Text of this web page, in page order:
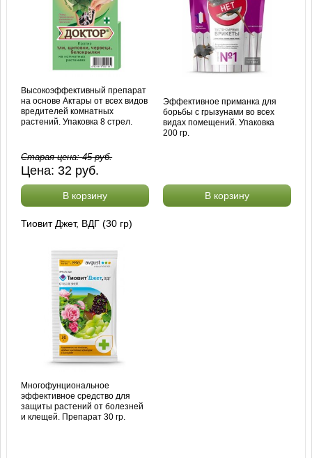
Высокоэффективный препарат
на основе Актары от всех видов
вредителей комнатных
растений. Упаковка 8 стрел.
Старая цена:45руб.
Цена:32 руб.
В корзину
Эффективное приманка для
борьбы с грызунами во всех
видах помещений. Упаковка
200 гр.
В корзину
Тиовит Джет, ВДГ (30 гр)
Многофунциональное
эффективное средство для
защиты растений от болезней
и клещей. Препарат 30 гр.